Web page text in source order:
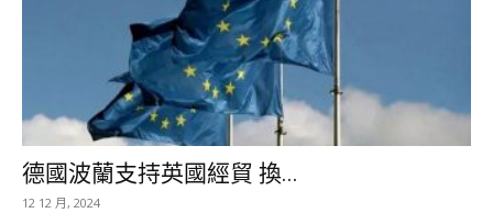
德國波蘭支持英國經貿 換...
12 12 月, 2024